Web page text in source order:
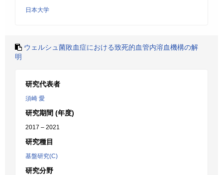
日本大学
ウェルシュ菌敗血症における致死的血管内溶血機構の解
明
研究代表者
須崎 愛
研究期間 (年度)
2017 – 2021
研究種目
基盤研究(C)
研究分野